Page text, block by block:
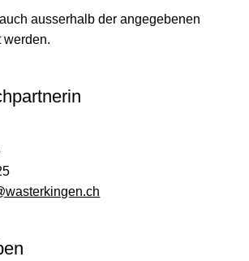
ausserhalb der angegebenen
werden.